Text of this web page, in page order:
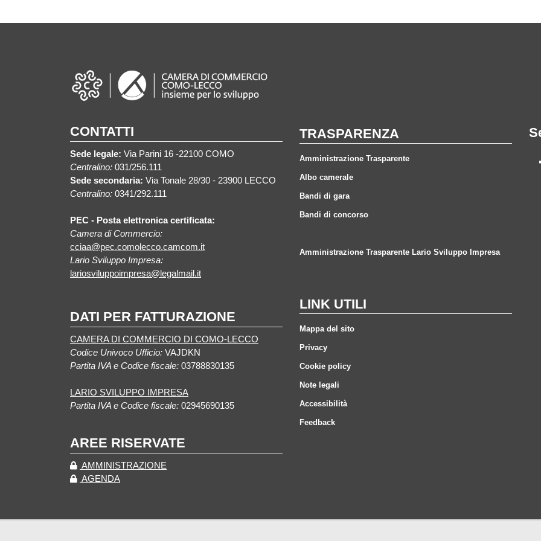
CONTATTI
Sede legale: Via Parini 16 -22100 COMO
Centralino: 031/256.111
Sede secondaria: Via Tonale 28/30 - 23900 LECCO
Centralino: 0341/292.111
PEC - Posta elettronica certificata:
Camera di Commercio:
cciaa@pec.comolecco.camcom.it
Lario Sviluppo Impresa:
lariosviluppoimpresa@legalmail.it
DATI PER FATTURAZIONE
CAMERA DI COMMERCIO DI COMO-LECCO
Codice Univoco Ufficio: VAJDKN
Partita IVA e Codice fiscale: 03788830135
LARIO SVILUPPO IMPRESA
Partita IVA e Codice fiscale: 02945690135
AREE RISERVATE
AMMINISTRAZIONE
AGENDA
TRASPARENZA
Amministrazione Trasparente
Albo camerale
Bandi di gara
Bandi di concorso
Amministrazione Trasparente Lario Sviluppo Impresa
LINK UTILI
Mappa del sito
Privacy
Cookie policy
Note legali
Accessibilità
Feedback